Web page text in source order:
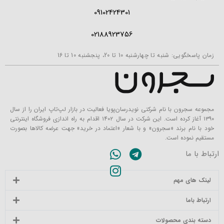
09102424301
02188923756
زمان پاسخگویی: شنبه تا چهارشنبه 10 تا 20، پنجشنبه 10 تا 16
مجموعه سجرون با نام شرکتی نویدرسان‌پویا فعالیت در بازار لپ‌تاپ ایران را از سال
۱۳۹۰ آغاز کرده است. این شرکت در سال ۱۴۰۲ اقدام به راه اندازی فروشگاه اینترنتی
خود با نام برند «سجرون» و با شعار «اعتماد در خرید» جهت عرضه کالاها بصورت
مستقیم نموده است.
ارتباط با ما
لینک های مهم
ارتباط باما
دسته بندی محصولات